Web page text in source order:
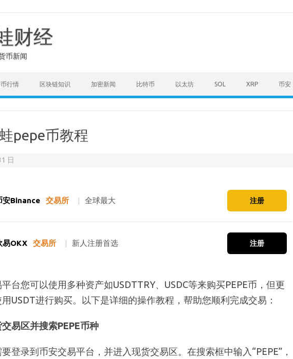
财经
币新闻
行情 区块链知识 加密新闻 比特币 以太坊 SOL XRP 币安
pepe币教程
日
安Binance 交易所 | 全球最大 注册
易OKX 交易所 | 新人注册首选 注册
台您可以使用多种资产如USDTTRY、USDC等来购买PEPE币，但更
USDT进行购买。以下是详细的操作教程，帮助您顺利完成交易：
交易区并搜索PEPE币种
登录到币安交易平台，并进入现货交易区。在搜索框中输入“PEPE”，